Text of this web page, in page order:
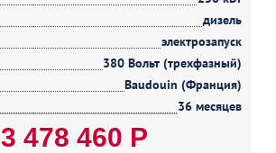
дизель
электрозапуск
380 Вольт (трехфазный)
Baudouin (Франция)
36 месяцев
3 478 460 Р